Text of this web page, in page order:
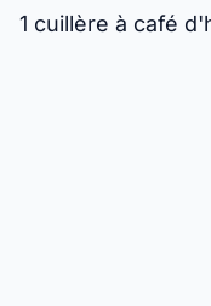
1 cuillère à café